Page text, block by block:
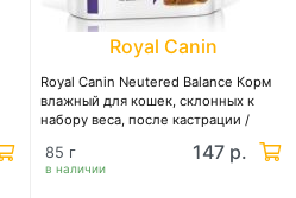
Royal Canin
Royal Canin Neutered Balance Корм
влажный для кошек, склонных к
набору веса, после кастрации /
в наличии
85 г 147 р.